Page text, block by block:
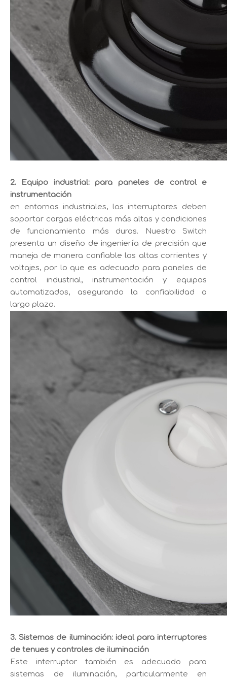
2. Equipo industrial: para paneles de control e
instrumentación
en entornos industriales, los interruptores deben
soportar cargas eléctricas más altas y condiciones
de funcionamiento más duras. Nuestro Switch
presenta un diseño de ingeniería de precisión que
maneja de manera confiable las altas corrientes y
voltajes, por lo que es adecuado para paneles de
control industrial, instrumentación y equipos
automatizados, asegurando la confiabilidad a
largo plazo.
3. Sistemas de iluminación: ideal para interruptores
de tenues y controles de iluminación
Este interruptor también es adecuado para
sistemas de iluminación, particularmente en